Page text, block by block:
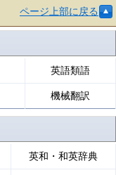
ページ上部に戻る
英語類語
機械翻訳
英和・和英辞典